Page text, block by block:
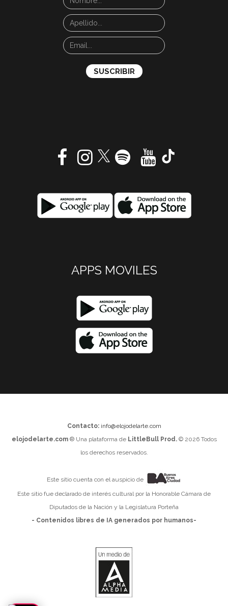
APPS MOVILES
Contacto: info@elojodelarte.com
elojodelarte.com® Una plataforma de LittleBull Prod.© 2026 Todos
los derechos reservados.
Este sitio cuenta con el auspicio de
Este sitio fue declarado de interés cultural por la Honorable Cámara de
Diputados de la Nación y la Legislatura Porteña
- Contenidos libres de IA generados por humanos-